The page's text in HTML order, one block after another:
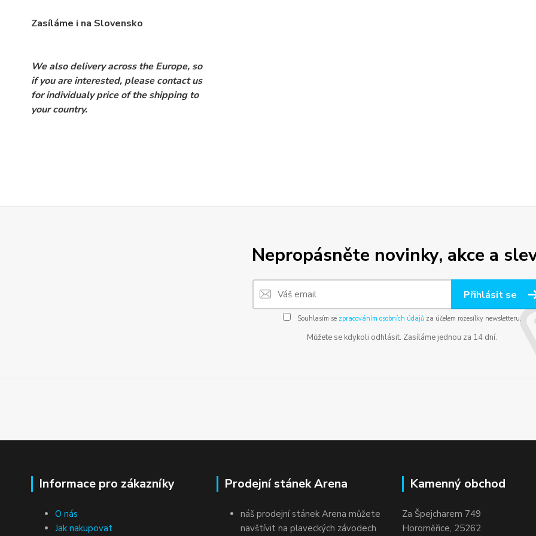
Zasíláme i na Slovensko
We also delivery across the Europe, so
if you are interested, please contact us
for individualy price of the shipping to
your country.
Nepropásněte novinky, akce a
Přihlásit se
Souhlasím se zpracováním osobních údajůza účelem rozesílky newsletteru.
Můžete se kdykoli odhlásit. Zasíláme jednou za 14 dní.
Informace pro zákazníky
O nás
Jak nakupovat
Prodejní stánek Arena
náš prodejní stánek Arena můžete
navštívit na plaveckých závodech
Kamenný obchod
Za Špejcharem 749
Horoměřice, 25262